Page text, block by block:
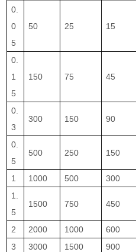
0.
0
5
50 25 15
0.
1
5
150 75 45
0.
3
300 150 90
0.
5
500 250 150
1 1000 500 300
1.
5
1500 750 450
2 2000 1000 600
3
3000 1500 900